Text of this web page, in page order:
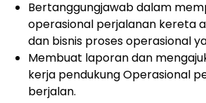
Bertanggungjawab dalam
operasional perjalanan kereta
dan bisnis proses operasional
Membuat laporan dan
kerja pendukung Operasional
berjalan.